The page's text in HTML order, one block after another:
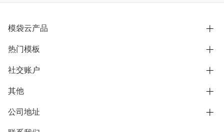
模袋云产品
别墅设计营销
模型协同展示分享
别墅社区
热门模板
欧式别墅
中式别墅
社交账户
B站
抖音
微信公众号
其他
用户服务协议
隐私政策
公司地址